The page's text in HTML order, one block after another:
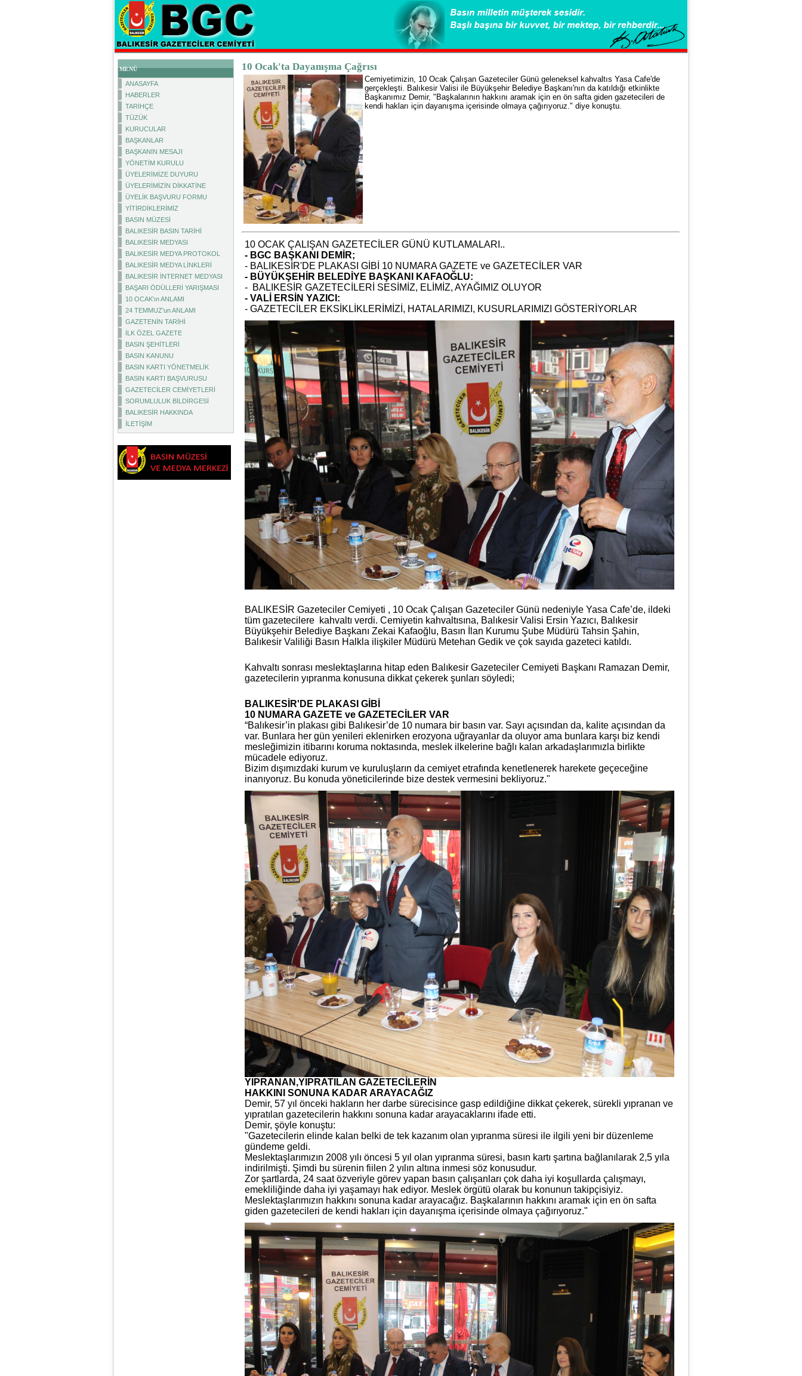
MENÜ
ANASAYFA
HABERLER
TARİHÇE
TÜZÜK
KURUCULAR
BAŞKANLAR
BAŞKANIN MESAJI
YÖNETİM KURULU
ÜYELERİMİZE DUYURU
ÜYELERİMİZİN DİKKATİNE
ÜYELİK BAŞVURU FORMU
YİTİRDİKLERİMİZ
BASIN MÜZESİ
BALIKESİR BASIN TARİHİ
BALIKESİR MEDYASI
BALIKESİR MEDYA PROTOKOL
BALIKESİR MEDYA LİNKLERİ
BALIKESİR İNTERNET MEDYASI
BAŞARI ÖDÜLLERİ YARIŞMASI
10 OCAK'ın ANLAMI
24 TEMMUZ'un ANLAMI
GAZETENİN TARİHİ
İLK ÖZEL GAZETE
BASIN ŞEHİTLERİ
BASIN KANUNU
BASIN KARTI YÖNETMELİK
BASIN KARTI BAŞVURUSU
GAZETECİLER CEMİYETLERİ
SORUMLULUK BİLDİRGESİ
BALIKESİR HAKKINDA
İLETİŞİM
10 Ocak'ta Dayanışma Çağrısı
Cemiyetimizin, 10 Ocak Çalışan Gazeteciler Günü geleneksel kahvaltıs Yasa Cafe'de
gerçekleşti. Balıkesir Valisi ile Büyükşehir Belediye Başkanı'nın da katıldığı etkinlikte
Başkanımız Demir, "Başkalarının hakkını aramak için en ön safta giden gazetecileri de
kendi hakları için dayanışma içerisinde olmaya çağırıyoruz." diye konuştu.
10 OCAK ÇALIŞAN GAZETECİLER GÜNÜ KUTLAMALARI..
- BGC BAŞKANI DEMİR;
- BALIKESİR'DE PLAKASI GİBİ 10 NUMARA GAZETE ve GAZETECİLER VAR
- BÜYÜKŞEHİR BELEDİYE BAŞKANI KAFAOĞLU:
- BALIKESİR GAZETECİLERİ SESİMİZ, ELİMİZ, AYAĞIMIZ OLUYOR
- VALİ ERSİN YAZICI:
- GAZETECİLER EKSİKLİKLERİMİZİ, HATALARIMIZI, KUSURLARIMIZI GÖSTERİYORLAR
BALIKESİR Gazeteciler Cemiyeti , 10 Ocak Çalışan Gazeteciler Günü nedeniyle Yasa Cafe’de, ildeki
tüm gazetecilere kahvaltı verdi. Cemiyetin kahvaltısına, Balıkesir Valisi Ersin Yazıcı, Balıkesir
Büyükşehir Belediye Başkanı Zekai Kafaoğlu, Basın İlan Kurumu Şube Müdürü Tahsin Şahin,
Balıkesir Valiliği Basın Halkla ilişkiler Müdürü Metehan Gedik ve çok sayıda gazeteci katıldı.
Kahvaltı sonrası meslektaşlarına hitap eden Balıkesir Gazeteciler Cemiyeti Başkanı Ramazan Demir,
gazetecilerin yıpranma konusuna dikkat çekerek şunları söyledi;
BALIKESİR'DE PLAKASI GİBİ
10 NUMARA GAZETE ve GAZETECİLER VAR
“Balıkesir’in plakası gibi Balıkesir’de 10 numara bir basın var. Sayı açısından da, kalite açısından da
var. Bunlara her gün yenileri eklenirken erozyona uğrayanlar da oluyor ama bunlara karşı biz kendi
mesleğimizin itibarını koruma noktasında, meslek ilkelerine bağlı kalan arkadaşlarımızla birlikte
mücadele ediyoruz.
Bizim dışımızdaki kurum ve kuruluşların da cemiyet etrafında kenetlenerek harekete geçeceğine
inanıyoruz. Bu konuda yöneticilerinde bize destek vermesini bekliyoruz."
YIPRANAN,YIPRATILAN GAZETECİLERİN
HAKKINI SONUNA KADAR ARAYACAĞIZ
Demir, 57 yıl önceki hakların her darbe sürecisince gasp edildiğine dikkat çekerek, sürekli yıpranan ve
yıpratılan gazetecilerin hakkını sonuna kadar arayacaklarını ifade etti.
Demir, şöyle konuştu:
"Gazetecilerin elinde kalan belki de tek kazanım olan yıpranma süresi ile ilgili yeni bir düzenleme
gündeme geldi.
Meslektaşlarımızın 2008 yılı öncesi 5 yıl olan yıpranma süresi, basın kartı şartına bağlanılarak 2,5 yıla
indirilmişti. Şimdi bu sürenin fiilen 2 yılın altına inmesi söz konusudur.
Zor şartlarda, 24 saat özveriyle görev yapan basın çalışanları çok daha iyi koşullarda çalışmayı,
emekliliğinde daha iyi yaşamayı hak ediyor. Meslek örgütü olarak bu konunun takipçisiyiz.
Meslektaşlarımızın hakkını sonuna kadar arayacağız. Başkalarının hakkını aramak için en ön safta
giden gazetecileri de kendi hakları için dayanışma içerisinde olmaya çağırıyoruz."